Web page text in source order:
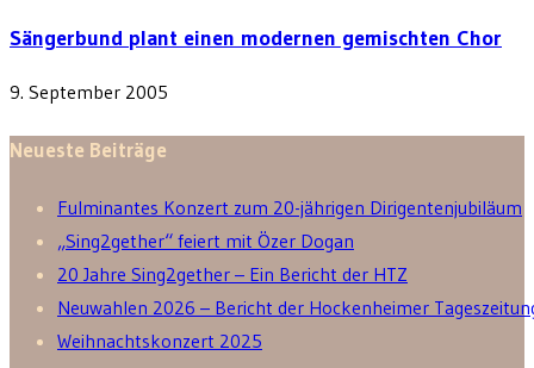
Sängerbund plant einen modernen gemischten Chor
9. September 2005
Neueste Beiträge
Fulminantes Konzert zum 20-jährigen Dirigentenjubiläum
„Sing2gether“ feiert mit Özer Dogan
20 Jahre Sing2gether – Ein Bericht der HTZ
Neuwahlen 2026 – Bericht der Hockenheimer
Weihnachtskonzert 2025